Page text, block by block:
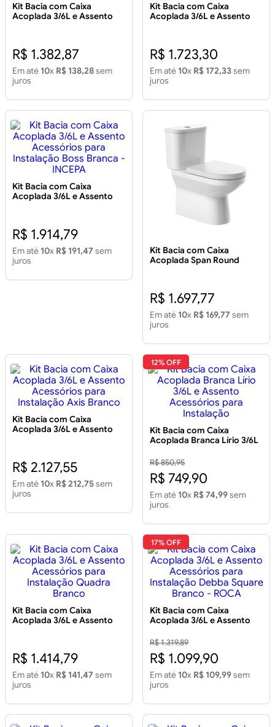
Kit Bacia com Caixa
Acoplada 3/6L e Assento
R$ 1.382,87
Em até 10x R$ 138,28sem
juros
Kit Bacia com Caixa
Acoplada 3/6L e Assento
R$ 1.723,30
Em até 10x R$ 172,33sem
juros
Kit Bacia com Caixa
Acoplada 3/6L e Assento
R$ 1.914,79
Em até 10x R$ 191,47 sem
juros
Kit Bacia com Caixa
Acoplada Span Round
R$ 1.697,77
Em até 10x R$ 169,77 sem
juros
Kit Bacia com Caixa
Acoplada 3/6L e Assento
R$ 2.127,55
Em até 10x R$ 212,75sem
juros
12% OFF
Kit Bacia com Caixa
Acoplada Branca Lírio 3/6L
Instalação
R$ 850,95
R$ 749,90
Em até 10x R$ 74,99sem
juros
Kit Bacia com Caixa
Acoplada 3/6L e Assento
R$ 1.414,79
Em até 10x R$ 141,47 sem
juros
17% OFF
Kit Bacia com Caixa
Acoplada 3/6L e Assento
Debba Square Branco -
ROCA
R$ 1.319,89
R$ 1.099,90
Em até 10x R$ 109,99sem
juros